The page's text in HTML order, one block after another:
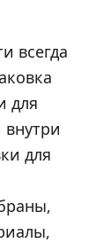
всегда
для
для